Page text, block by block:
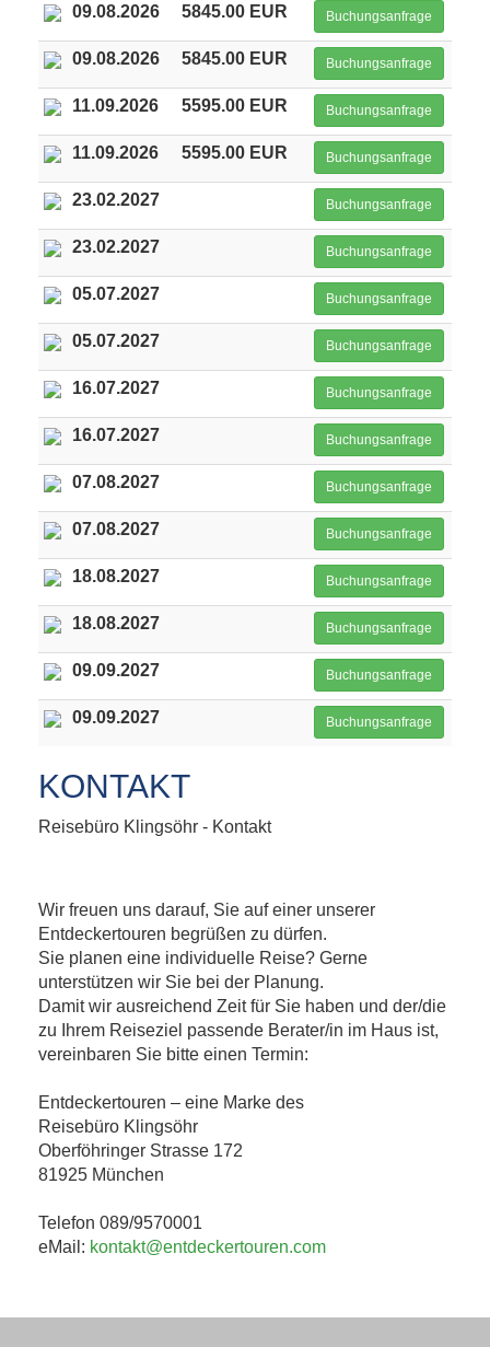
09.08.2026
5845.00 EUR Buchungsanfrage
09.08.2026 5845.00 EUR Buchungsanfrage
11.09.2026 5595.00 EUR Buchungsanfrage
11.09.2026 5595.00 EUR Buchungsanfrage
23.02.2027 Buchungsanfrage
23.02.2027 Buchungsanfrage
05.07.2027 Buchungsanfrage
05.07.2027 Buchungsanfrage
16.07.2027 Buchungsanfrage
16.07.2027 Buchungsanfrage
07.08.2027 Buchungsanfrage
07.08.2027 Buchungsanfrage
18.08.2027 Buchungsanfrage
18.08.2027 Buchungsanfrage
09.09.2027 Buchungsanfrage
09.09.2027 Buchungsanfrage
KONTAKT
Reisebüro Klingsöhr - Kontakt
Wir freuen uns darauf, Sie auf einer unserer
Entdeckertouren begrüßen zu dürfen.
Sie planen eine individuelle Reise? Gerne
unterstützen wir Sie bei der Planung.
Damit wir ausreichend Zeit für Sie haben und der/die
zu Ihrem Reiseziel passende Berater/in im Haus ist,
vereinbaren Sie bitte einen Termin:
Entdeckertouren – eine Marke des
Reisebüro Klingsöhr
Oberföhringer Strasse 172
81925 München
Telefon 089/9570001
eMail: kontakt@entdeckertouren.com